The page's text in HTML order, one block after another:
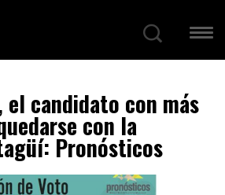
el candidato con más
con la
Pronósticos